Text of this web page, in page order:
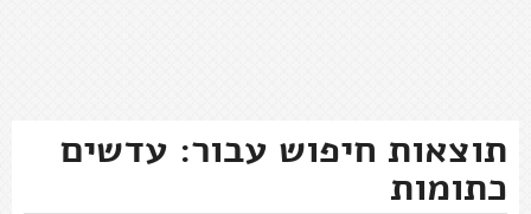
תוצאות חיפוש עבור: עדשים
כתומות